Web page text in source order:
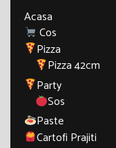
Acasa
Cos
Pizza
Pizza 42cm
Party
Sos
Paste
Cartofi Prajiti